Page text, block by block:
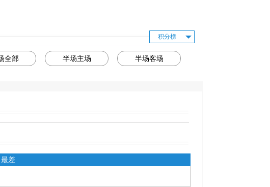
积分榜
全部 半场主场 半场客场
差